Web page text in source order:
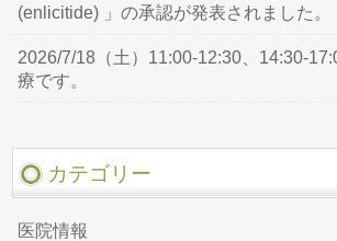
(enlicitide) 」の承認が発表されました。
2026/7/18（土）11:00-12:30、14:30-
療です。
カテゴリー
医院情報